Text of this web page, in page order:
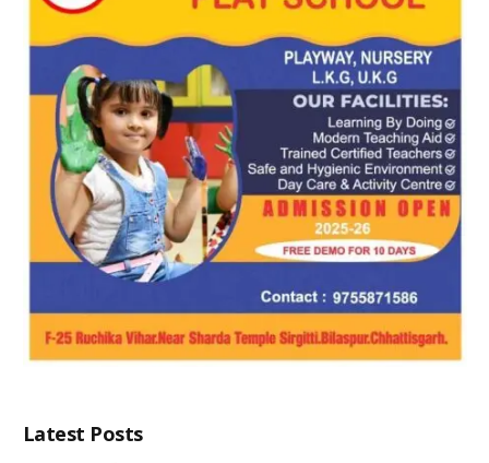
Latest Posts